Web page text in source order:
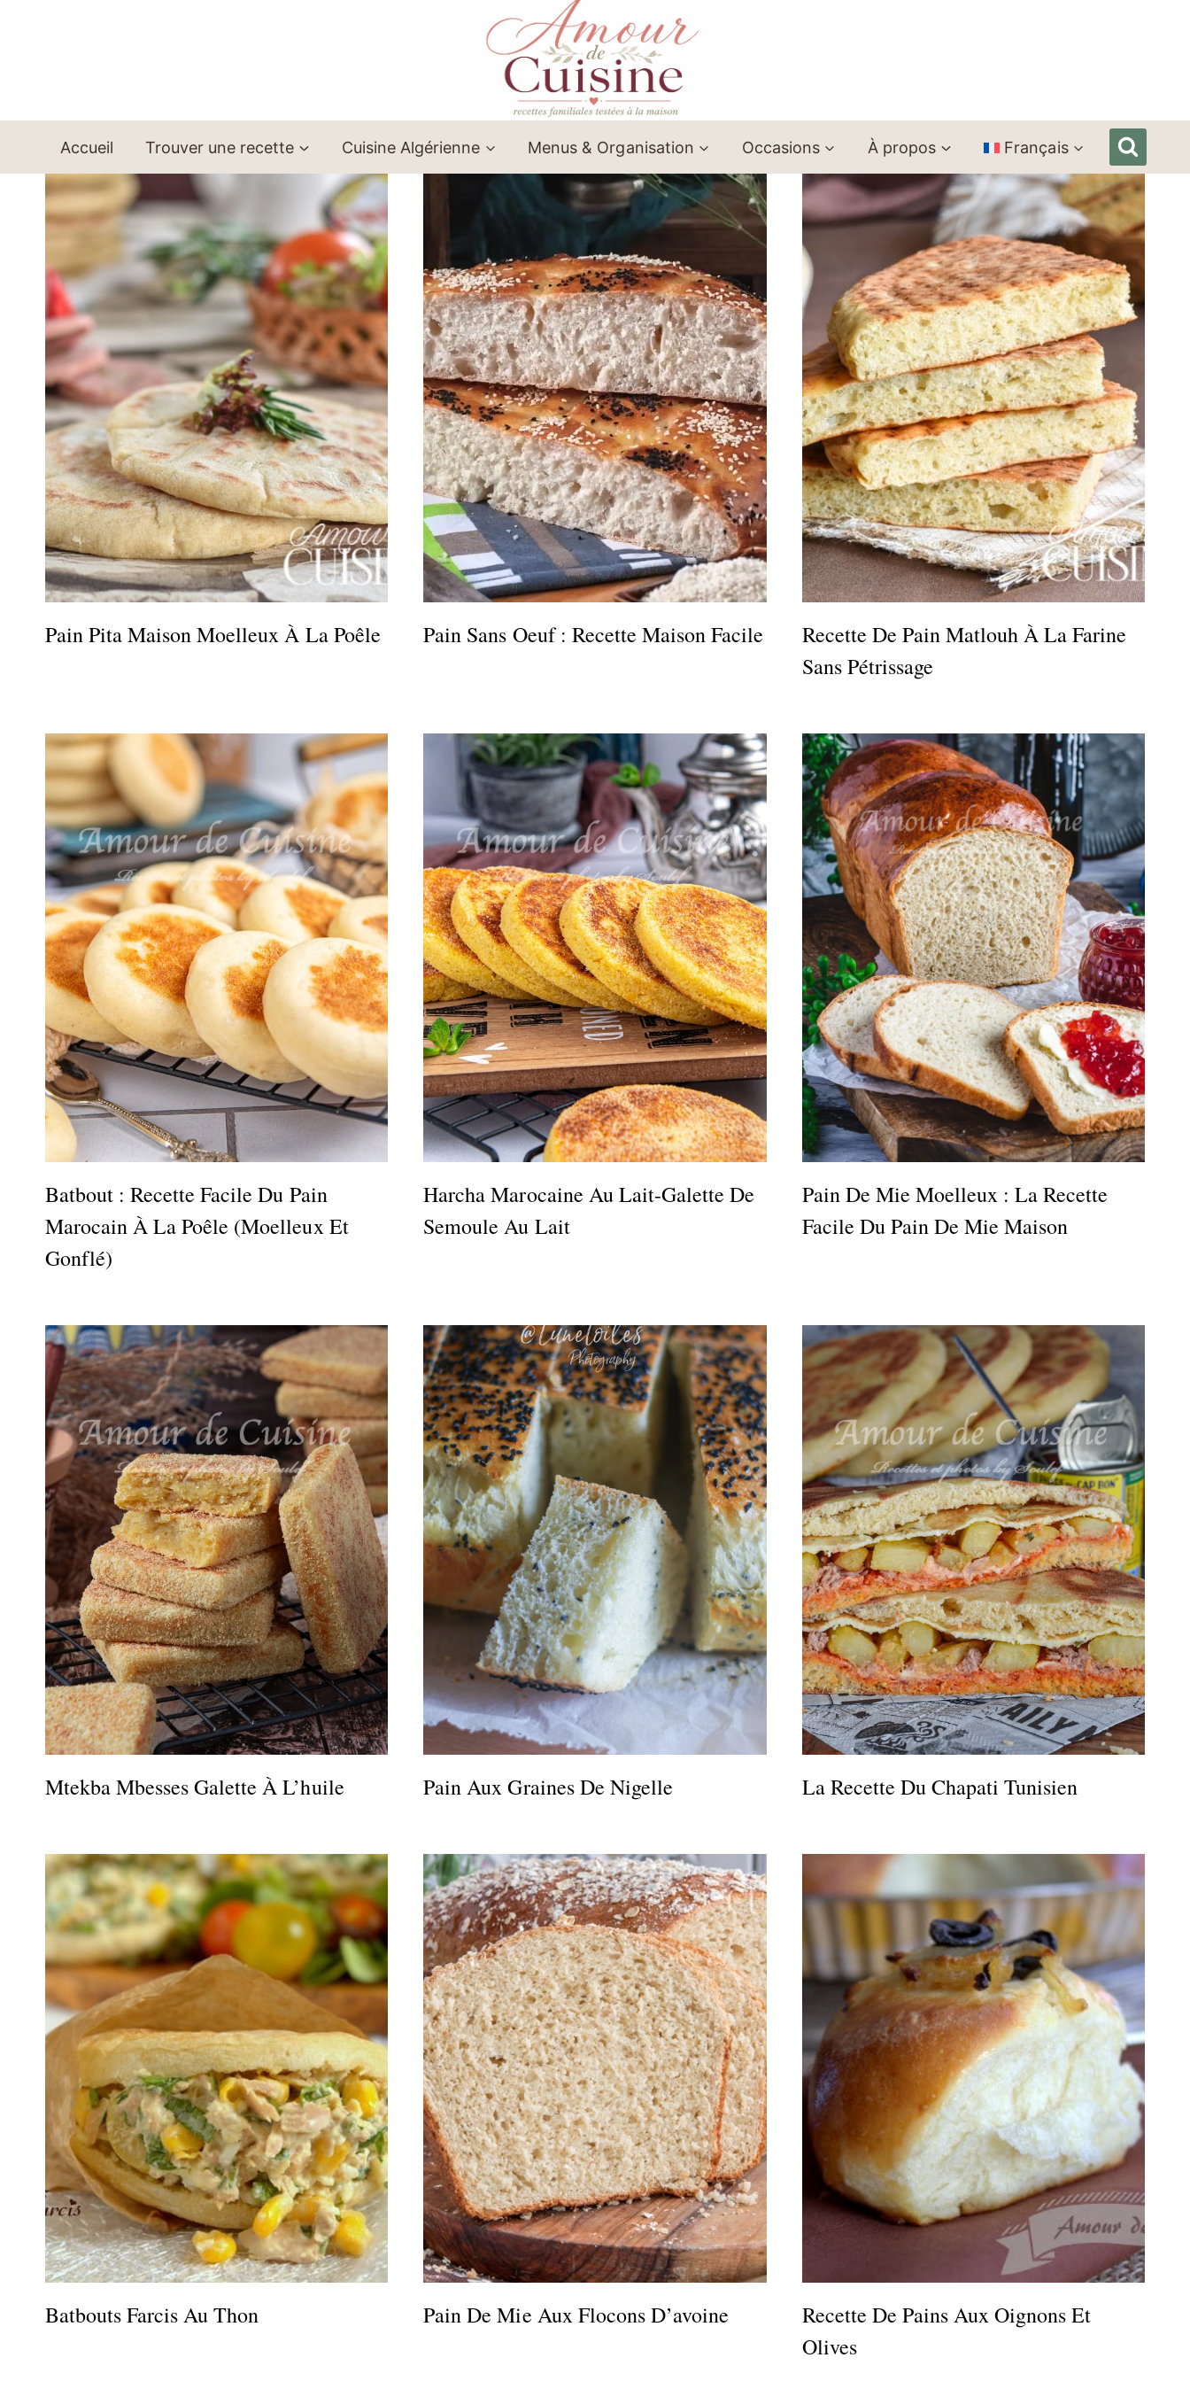
Accueil Trouver une recette Cuisine Algérienne Menus & Organisation Occasions À propos Français
Pain Pita Maison Moelleux À La Poêle Pain Sans Oeuf : Recette Maison Facile
Recette De Pain Matlouh À La Farine
Sans Pétrissage
Batbout : Recette Facile Du Pain
Marocain À La Poêle (moelleux Et
Gonflé)
Harcha Marocaine Au Lait-Galette De
Semoule Au Lait
Pain De Mie Moelleux : La Recette
Facile Du Pain De Mie Maison
Mtekba Mbesses Galette À L’huile Pain Aux Graines De Nigelle La Recette Du Chapati Tunisien
Batbouts Farcis Au Thon Pain De Mie Aux Flocons D’avoine
Recette De Pains Aux Oignons Et
Olives